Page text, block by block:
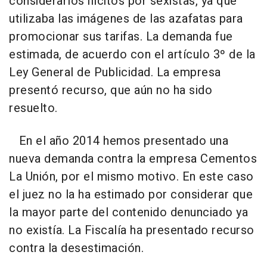
utilizaba las imágenes de las azafatas para
promocionar sus tarifas. La demanda fue
estimada, de acuerdo con el artículo 3º de la
Ley General de Publicidad. La empresa
presentó recurso, que aún no ha sido
resuelto.
En el año 2014 hemos presentado una
nueva demanda contra la empresa Cementos
La Unión, por el mismo motivo. En este caso
el juez no la ha estimado por considerar que
la mayor parte del contenido denunciado ya
no existía. La Fiscalía ha presentado recurso
contra la desestimación.